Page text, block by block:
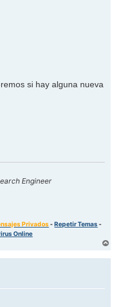
si hay alguna nueva
Engineer
Privados-Repetir Temas-
Online
r